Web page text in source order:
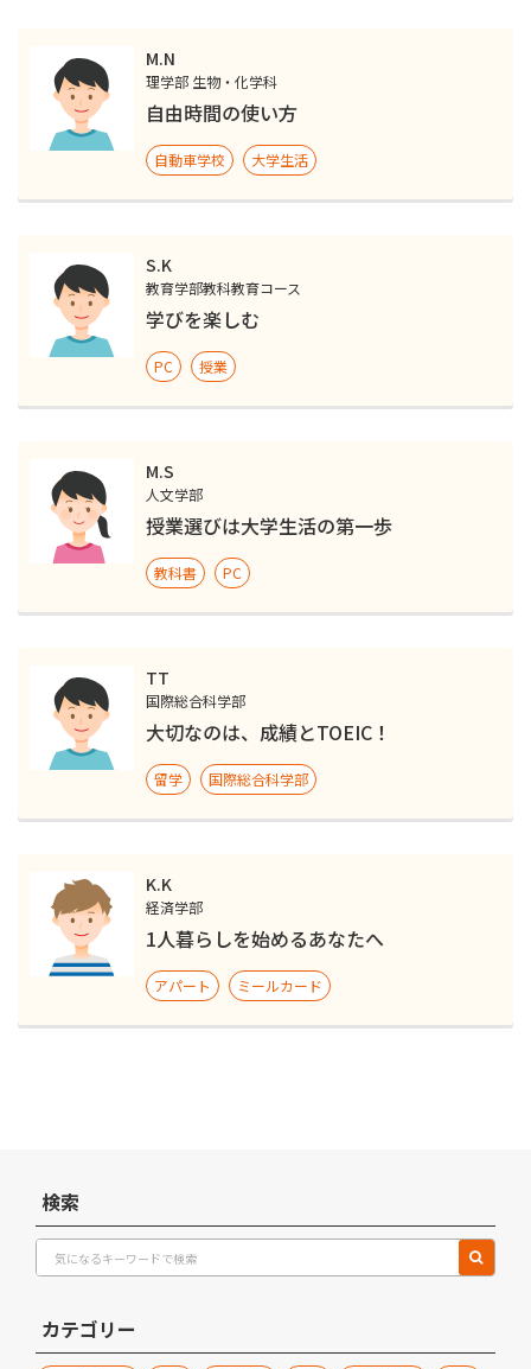
M.N
理学部 生物・化学科
自由時間の使い方
自動車学校 大学生活
S.K
教育学部教科教育コース
学びを楽しむ
PC 授業
M.S
人文学部
授業選びは大学生活の第一歩
教科書 PC
TT
国際総合科学部
大切なのは、成績とTOEIC！
留学 国際総合科学部
K.K
経済学部
1人暮らしを始めるあなたへ
アパート ミールカード
検索
カテゴリー